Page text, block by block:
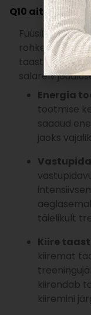
Q10 aitab olla
Füüsiliselt
rohkem –
taastumist.
salarelv
Energia
tootmise
saadud
jaoks
täielikult
Kiire
kiiremat
kiirendab
kiiremini